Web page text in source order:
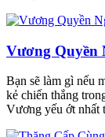
Vương Quyền
Bạn sẽ làm gì nếu
kẻ chiến thắng
Vương yếu ớt nhất